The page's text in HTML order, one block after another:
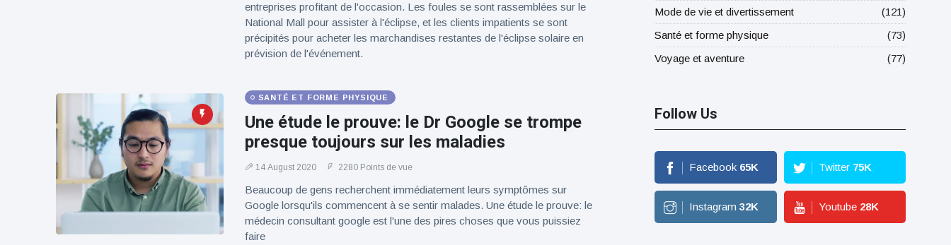
entreprises profitant de l'occasion. Les foules se sont rassemblées sur le
National Mall pour assister à l'éclipse, et les clients impatients se sont
précipités pour acheter les marchandises restantes de l'éclipse solaire en
prévision de l'événement.
SANTÉ ET FORME PHYSIQUE
Une étude le prouve: le Dr Google se trompe
presque toujours sur les maladies
14 August 2020 2280 Points de vue
Beaucoup de gens recherchent immédiatement leurs symptômes sur
Google lorsqu'ils commencent à se sentir malades. Une étude le prouve: le
médecin consultant google est l'une des pires choses que vous puissiez
faire
Mode de vie et divertissement
(121)
Santé et forme physique
(73)
Voyage et aventure
(77)
Follow Us
Facebook 65K Twitter 75K
Instagram 32K Youtube 28K